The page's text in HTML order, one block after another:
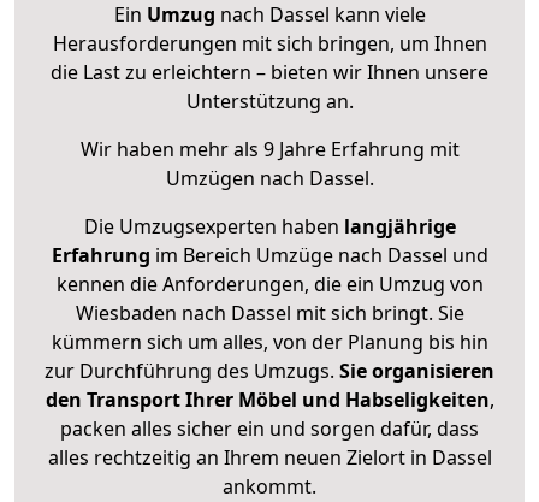
Ein Umzug nach Dassel kann viele
Herausforderungen mit sich bringen, um Ihnen
die Last zu erleichtern – bieten wir Ihnen unsere
Unterstützung an.
Wir haben mehr als 9 Jahre Erfahrung mit
Umzügen nach Dassel.
Die Umzugsexperten haben langjährige
Erfahrung im Bereich Umzüge nach Dassel und
kennen die Anforderungen, die ein Umzug von
Wiesbaden nach Dassel mit sich bringt. Sie
kümmern sich um alles, von der Planung bis hin
zur Durchführung des Umzugs. Sie organisieren
den Transport Ihrer Möbel und Habseligkeiten,
packen alles sicher ein und sorgen dafür, dass
alles rechtzeitig an Ihrem neuen Zielort in Dassel
ankommt.